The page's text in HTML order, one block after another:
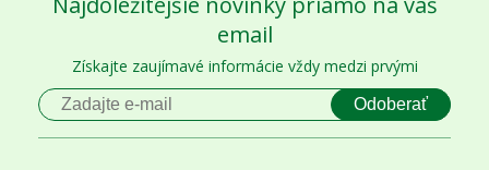
email
Získajte zaujímavé informácie vždy medzi prvými
Odoberať